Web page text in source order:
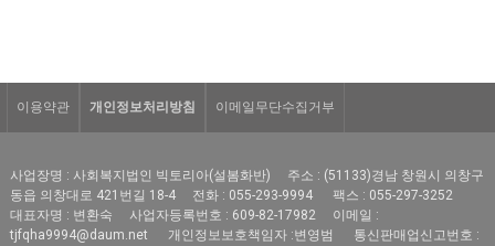
이용약관 개인정보처리방침 이메일무단수집거부
사업장명 : 사회복지법인 빅토리아(설봄화반)
주소 : (51133)경남 창원시 의창구
동읍 의창대로 421번길 18-4
전화 : 055-293-9994
팩스 : 055-297-3252
대표자명 : 변환숙
사업자등록번호 : 609-82-17982
이메일 :
tjfqha9994@daum.net
개인정보보호책임자 :변영범 통신판매업신고번호 :